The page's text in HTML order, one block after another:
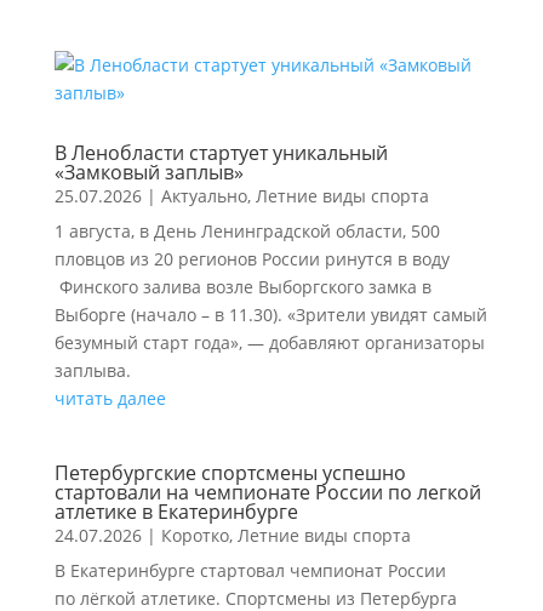
В Ленобласти стартует уникальный
«Замковый заплыв»
25.07.2026| Актуально, Летние виды спорта
1 августа, в День Ленинградской области, 500
пловцов из 20 регионов России ринутся в воду
Финского залива возле Выборгского замка в
Выборге (начало – в 11.30). «Зрители увидят самый
безумный старт года», — добавляют организаторы
заплыва.
читать далее
Петербургские спортсмены успешно
стартовали на чемпионате России по легкой
атлетике в Екатеринбурге
24.07.2026| Коротко, Летние виды спорта
В Екатеринбурге стартовал чемпионат России
по лёгкой атлетике. Спортсмены из Петербурга